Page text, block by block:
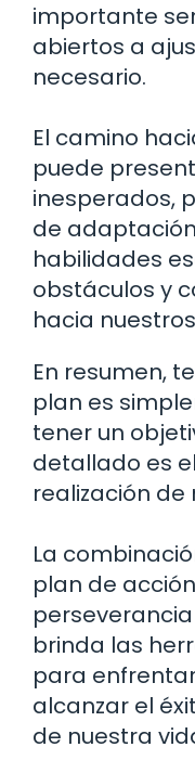
importante
abiertos a
necesario.
El camino
puede
inesperados,
de
habilidades
obstáculos y
hacia
En resumen,
plan es
tener un
detallado es
realización de
La
plan de
brinda las
para
alcanzar el
de nuestra